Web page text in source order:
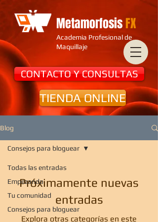
CONTACTO Y CONSULTAS
Metamorfosis FX
Academia Profesional de
Maquillaje
TIENDA ONLINE
Blog
Todas las entradas
Empezando
Tu comunidad
Consejos para bloguear
Consejos para bloguear
Próximamente nuevas
entradas
Explora otras categorías en este